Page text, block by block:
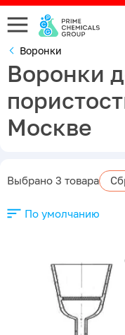
Воронки
Воронки
Москве
Выбрано 3 товара
По умолчанию